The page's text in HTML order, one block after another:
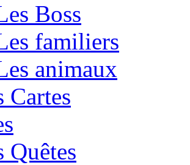
Boss
familiers
animaux
Cartes
Quêtes